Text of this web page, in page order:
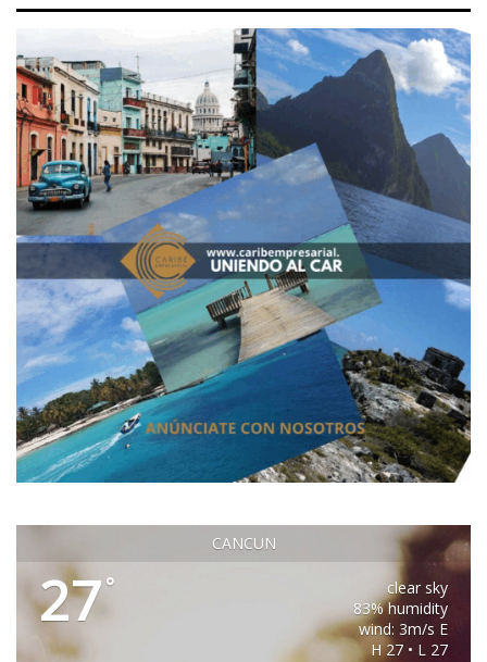
CANCUN
27°
clear sky
83% humidity
wind: 3m/s E
H 27 • L 27